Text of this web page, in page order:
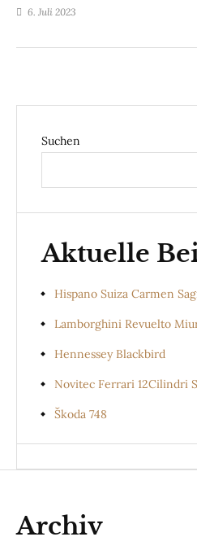
6. Juli 2023
Suchen
Aktuelle
Hispano Suiza Carmen
Lamborghini Revuelto
Hennessey Blackbird
Novitec Ferrari 12Cilindri
Škoda 748
Archiv